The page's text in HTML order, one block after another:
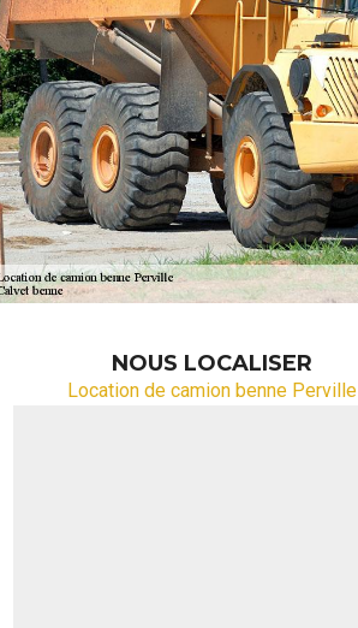
NOUS LOCALISER
Location de camion benne Perville